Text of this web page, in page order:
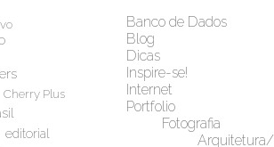
Cherry Plus
editorial
Banco de Dados
Blog
Dicas
Inspire-se!
Internet
Portfolio
Fotografia